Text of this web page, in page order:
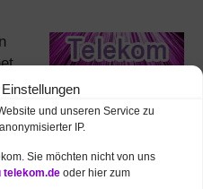
und unseren Service zu
IP.
Sie möchten nicht von uns
telekom.de oder hier zum
bis
prüfen